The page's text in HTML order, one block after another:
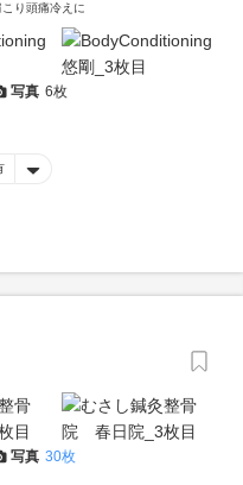
り頭痛冷えに
写真 6枚
写真 30枚